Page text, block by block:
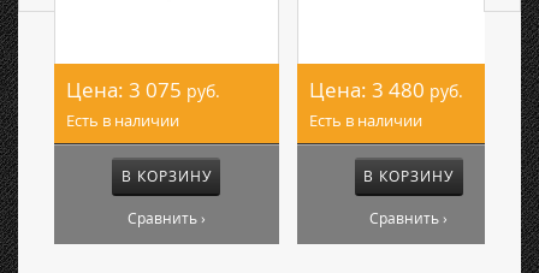
Цена: 3 075 руб.
Есть в наличии
В КОРЗИНУ
Сравнить ›
Цена: 3 480 руб.
Есть в наличии
В КОРЗИНУ
Сравнить ›